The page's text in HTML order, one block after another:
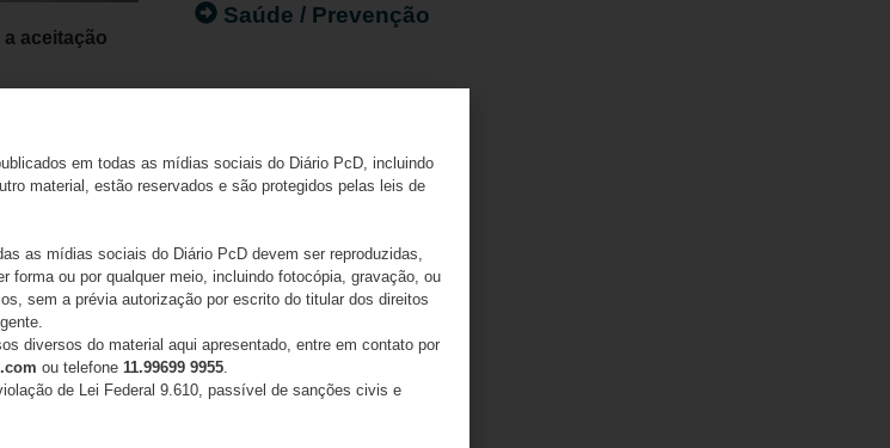
aceitação
Saúde / Prevenção
em todas as mídias sociais do Diário PcD, incluindo
material, estão reservados e são protegidos pelas leis de
as mídias sociais do Diário PcD devem ser reproduzidas,
forma ou por qualquer meio, incluindo fotocópia, gravação, ou
sem a prévia autorização por escrito do titular dos direitos
diversos do material aqui apresentado, entre em contato por
ou telefone 11.99699 9955.
de Lei Federal 9.610, passível de sanções civis e